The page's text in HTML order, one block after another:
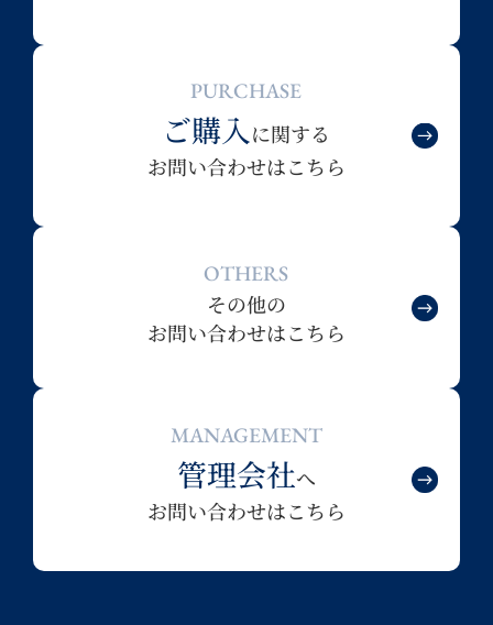
PURCHASE
ご購入に関する
お問い合わせはこちら
OTHERS
その他の
お問い合わせはこちら
MANAGEMENT
管理会社へ
お問い合わせはこちら